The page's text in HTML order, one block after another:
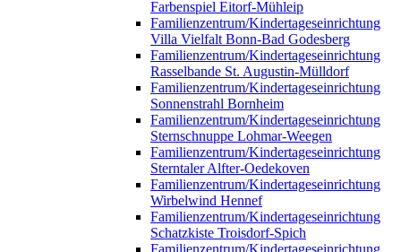
Farbenspiel Eitorf-Mühleip
Familienzentrum/Kindertageseinrichtung
Villa Vielfalt Bonn-Bad Godesberg
Familienzentrum/Kindertageseinrichtung
Rasselbande St. Augustin-Mülldorf
Familienzentrum/Kindertageseinrichtung
Sonnenstrahl Bornheim
Familienzentrum/Kindertageseinrichtung
Sternschnuppe Lohmar-Weegen
Familienzentrum/Kindertageseinrichtung
Sterntaler Alfter-Oedekoven
Familienzentrum/Kindertageseinrichtung
Wirbelwind Hennef
Familienzentrum/Kindertageseinrichtung
Schatzkiste Troisdorf-Spich